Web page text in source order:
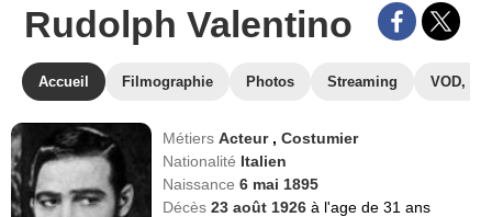
Rudolph Valentino
Accueil Filmographie Photos Streaming VOD,
MétiersActeur ,Costumier
Nationalité Italien
Naissance6 mai 1895
Décès23 août 1926à l'age de 31 ans